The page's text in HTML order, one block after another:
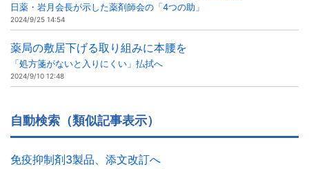
日薬・岩月会長が示した薬剤師会の「4つの助」
2024/9/25 14:54
薬局の敷居下げる取り組みに本腰を
「処方箋がないと入りにくい」払拭へ
2024/9/10 12:48
自動検索（類似記事表示）
免疫抑制剤3製品、添文改訂へ